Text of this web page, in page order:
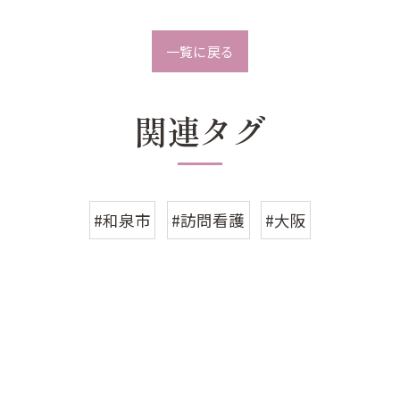
一覧に戻る
関連タグ
#和泉市 #訪問看護 #大阪